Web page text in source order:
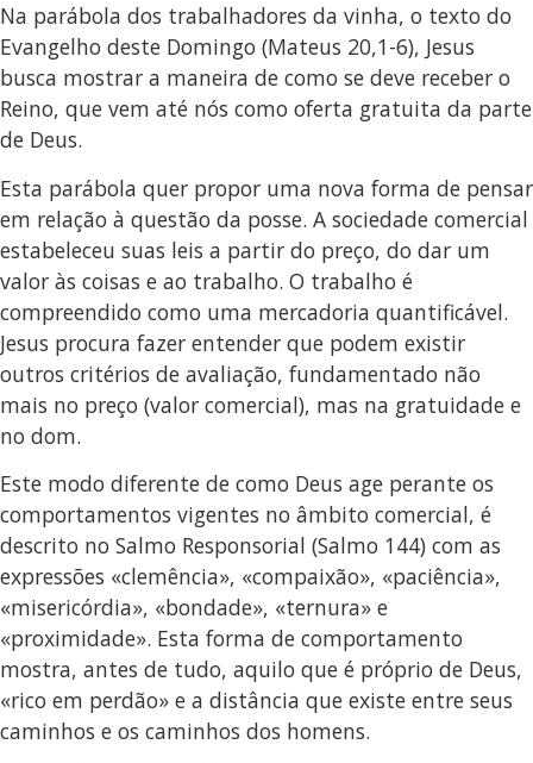
Na parábola dos trabalhadores da vinha, o texto do
Evangelho deste Domingo (Mateus 20,1-6), Jesus
busca mostrar a maneira de como se deve receber o
Reino, que vem até nós como oferta gratuita da parte
de Deus.
Esta parábola quer propor uma nova forma de pensar
em relação à questão da posse. A sociedade comercial
estabeleceu suas leis a partir do preço, do dar um
valor às coisas e ao trabalho. O trabalho é
compreendido como uma mercadoria quantificável.
Jesus procura fazer entender que podem existir
outros critérios de avaliação, fundamentado não
mais no preço (valor comercial), mas na gratuidade e
no dom.
Este modo diferente de como Deus age perante os
comportamentos vigentes no âmbito comercial, é
descrito no Salmo Responsorial (Salmo 144) com as
expressões «clemência», «compaixão», «paciência»,
«misericórdia», «bondade», «ternura» e
«proximidade». Esta forma de comportamento
mostra, antes de tudo, aquilo que é próprio de Deus,
«rico em perdão» e a distância que existe entre seus
caminhos e os caminhos dos homens.